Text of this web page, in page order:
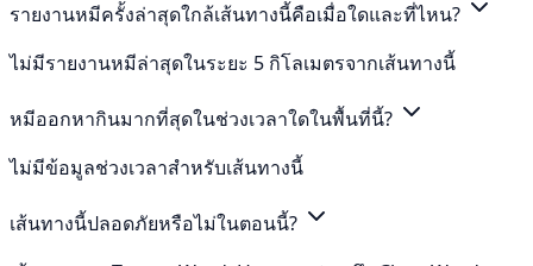
รายงานหมีครั้งล่าสุดใกล้เส้นทางนี้คือเมื่อใดและที่ไหน?
ไม่มีรายงานหมีล่าสุดในระยะ 5 กิโลเมตรจากเส้นทางนี้
หมีออกหากินมากที่สุดในช่วงเวลาใดในพื้นที่นี้?
ไม่มีข้อมูลช่วงเวลาสำหรับเส้นทางนี้
เส้นทางนี้ปลอดภัยหรือไม่ในตอนนี้?